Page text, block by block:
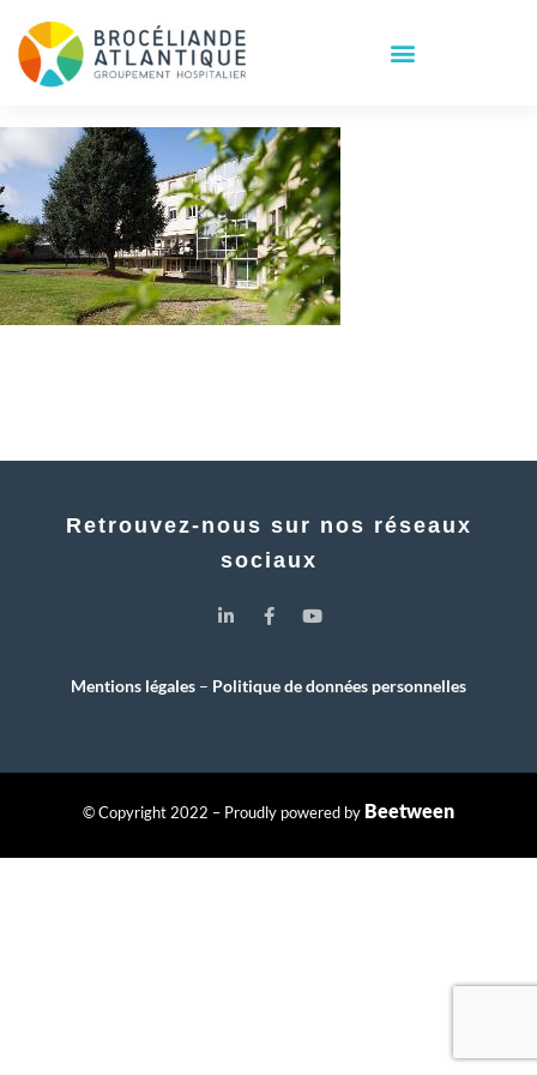
Retrouvez-nous sur nos réseaux
sociaux
Mentions légales – Politique de données personnelles
© Copyright 2022 – Proudly powered by Beetween